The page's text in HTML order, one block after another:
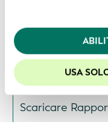
informazioni, siete
Politica in materia
Per usufruire della
web, consigliamo
USA
Scaricare
Visualizzazioni
Scaricare